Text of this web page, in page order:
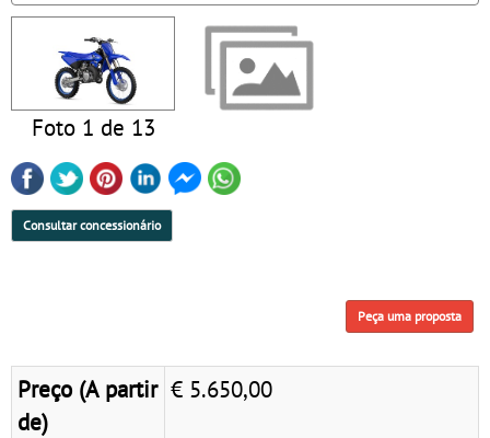
Foto 1 de 13
Consultar concessionário
Peça uma proposta
Preço (A partir
de)
€ 5.650,00